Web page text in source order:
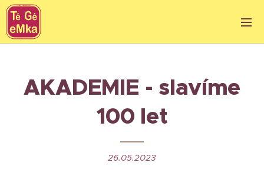
AKADEMIE - slavíme
100 let
26.05.2023